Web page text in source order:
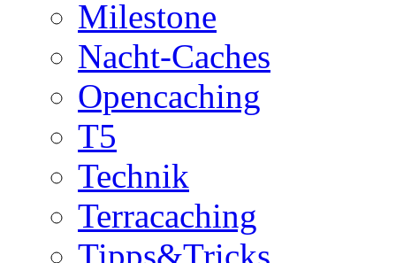
Milestone
Nacht-Caches
Opencaching
T5
Technik
Terracaching
Tipps&Tricks